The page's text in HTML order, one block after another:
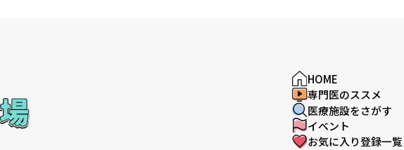
HOME
専門医のススメ
医療施設をさがす
イベント
お気に入り登録一覧